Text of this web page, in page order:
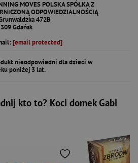
MOVES POLSKA SPÓŁKA Z
ODPOWIEDZIALNOŚCIĄ
472B
Gdańsk
[email protected]
nieodpowiedni dla dzieci w
poniżej 3 lat.
kto to? Koci domek Gabi